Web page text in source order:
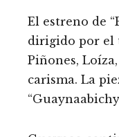
El estreno de
dirigido por el
Piñones,
carisma. La